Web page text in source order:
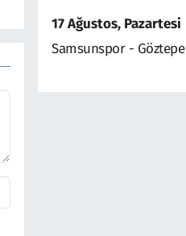
17 Ağustos, Pazartesi
Samsunspor - Göztepe